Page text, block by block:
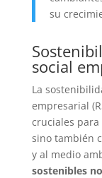
su
social
La
empresarial
cruciales para
sino también
y al medio
sostenibles